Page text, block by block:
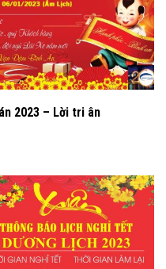
2023 – Lời tri ân